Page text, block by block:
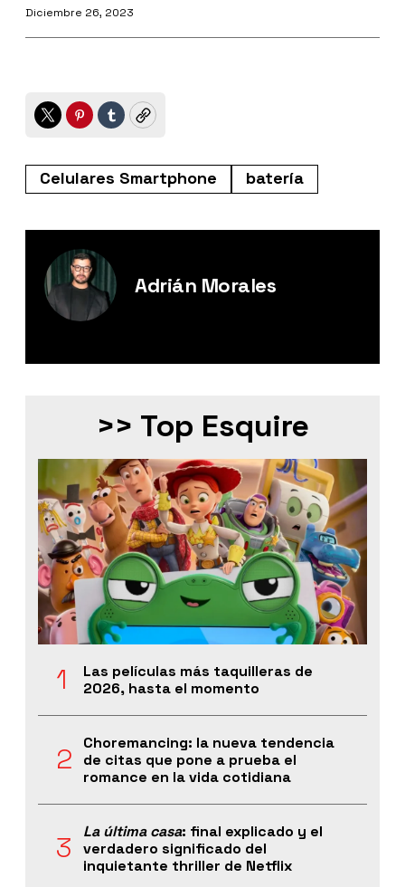
Diciembre 26, 2023
TwitterPinterest
TumblrCopy
Celulares Smartphone batería
Adrián Morales
>> Top Esquire
Las películas más taquilleras de
2026, hasta el momento
Choremancing: la nueva tendencia
de citas que pone a prueba el
romance en la vida cotidiana
La última casa: final explicado y el
verdadero significado del
inquietante thriller de Netflix